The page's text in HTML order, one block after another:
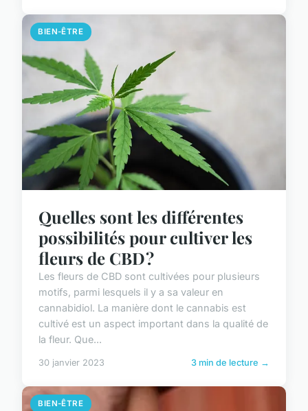
BIEN-ÊTRE
Quelles sont les différentes
possibilités pour cultiver les
fleurs de CBD ?
Les fleurs de CBD sont cultivées pour plusieurs
motifs, parmi lesquels il y a sa valeur en
cannabidiol. La manière dont le cannabis est
cultivé est un aspect important dans la qualité de
la fleur. Que...
30 janvier 2023 3 min de lecture →
BIEN-ÊTRE